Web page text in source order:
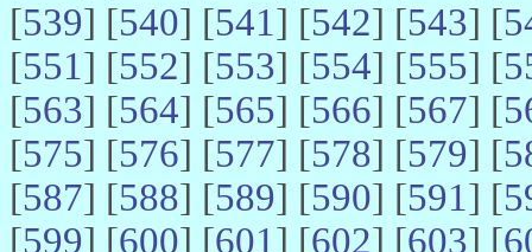
[539] [540] [541] [542] [543] [
[551] [552] [553] [554] [555] [
[563] [564] [565] [566] [567] [
[575] [576] [577] [578] [579] [
[587] [588] [589] [590] [591] [
[599] [600] [601] [602] [603] [